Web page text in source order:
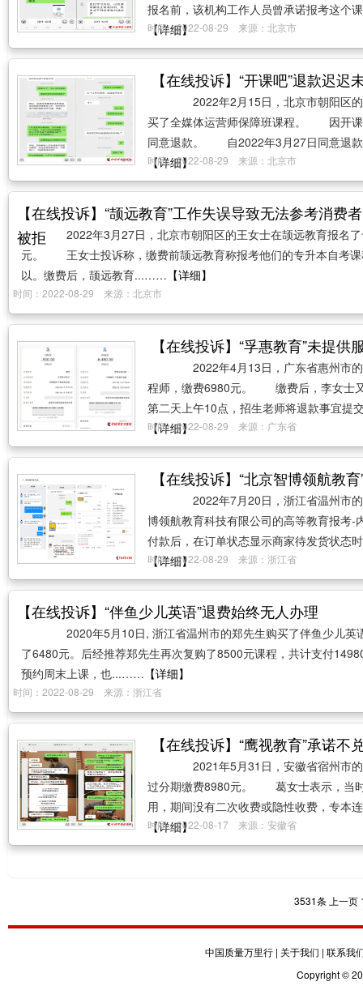
报名前，该机构工作人员曾承诺报考这
【详细】
时间：2022-08-29 来源：北京市
【在线投诉】“开课吧”退款迟迟
2022年2月15日，北京市朝阳区的
买了全媒体运营师保障班课程。 因开课
同意退款。 自2022年3月27日同意退
【详细】
时间：2022-08-29 来源：北京市
【在线投诉】“颉远教育”工作失误导致无法参考消费
被拒2022年3月27日，北京市朝阳区的王女士在颉远教育报名了
元。 王女士投诉称，缴费前颉远教育称报考他们的专升本自考课
以。缴费后，颉远教育...…… 【详细】
时间：2022-08-29 来源：北京市
【在线投诉】“孚惠教育”未提
2022年4月13日，广东省惠州市的
程师，缴费6980元。 缴费后，李女士
第二天上午10点，招生老师将退款事
【详细】
时间：2022-08-29 来源：广东省
【在线投诉】“北京智博领航教
2022年7月20日，浙江省温州市的
博领航教育科技有限公司的高等教育报
付款后，在订单状态显示商家待发货状
【详细】
时间：2022-08-29 来源：浙江省
【在线投诉】“伴鱼少儿英语”退费始终无人办理
2020年5月10日, 浙江省温州市的郑先生购买了伴鱼少儿英
了6480元。后经推荐郑先生再次复购了8500元课程，共计支付
预约周末上课，也...…… 【详细】
时间：2022-08-29 来源：浙江省
【在线投诉】“鹰视教育”承诺不
2021年5月31日，安徽省宿州市的
过分期缴费8980元。 葛女士表示，当
用，期间没有二次收费或隐性收费，专
【详细】
时间：2022-08-17 来源：安徽省
3531条 上一页
中国质量万里行 | 关于我们 | 联系我
Copyright ©